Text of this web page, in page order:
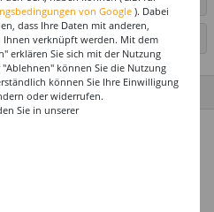
DRUCKEN
von Google ). Dabei
dass Ihre Daten mit anderen,
Ihnen verknüpft werden. Mit dem
erklären Sie sich mit der Nutzung
können Sie die Nutzung
können Sie Ihre Einwilligung
oder widerrufen.
Sie in unserer